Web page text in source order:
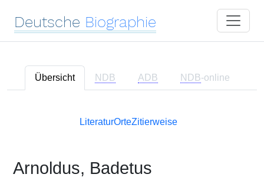
Deutsche Biographie
Übersicht NDB ADB NDB-online
LiteraturOrteZitierweise
Arnoldus, Badetus